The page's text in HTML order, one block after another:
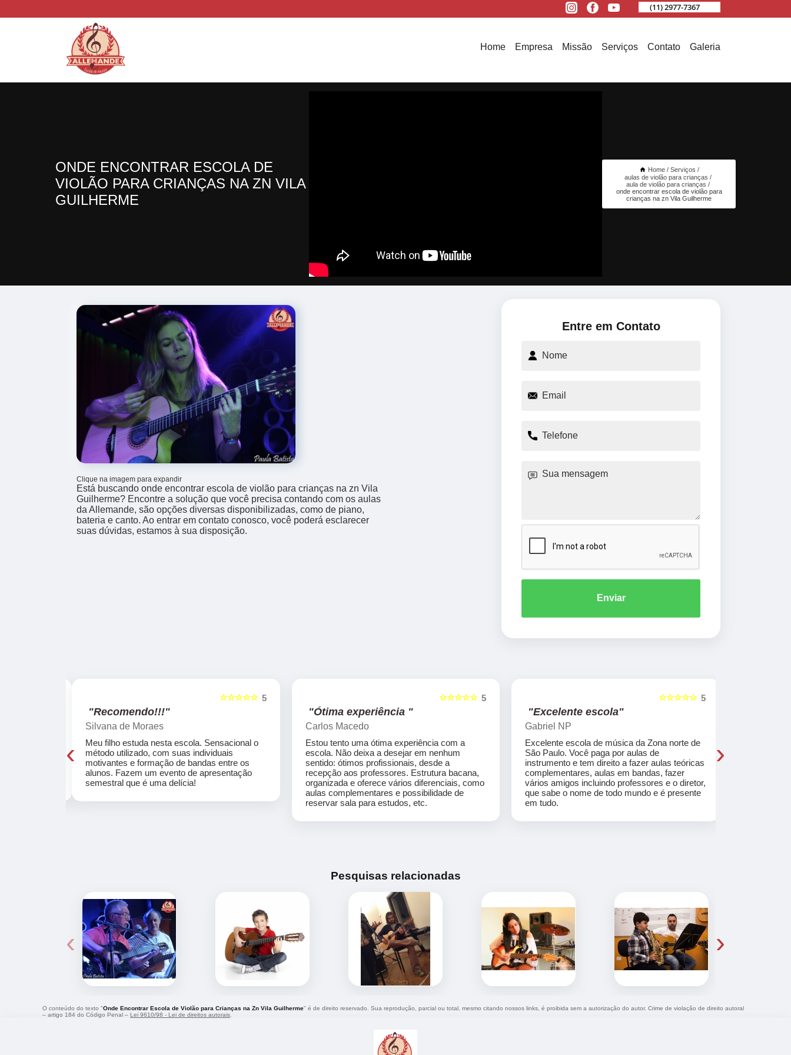
(11) 2977-7367
Home Empresa Missão Serviços Contato Galeria
ONDE ENCONTRAR ESCOLA DE
VIOLÃO PARA CRIANÇAS NA ZN VILA
GUILHERME
Home
Serviços
aulas de violão para crianças
aula de violão para crianças
onde encontrar escola de violão para
crianças na zn Vila Guilherme
Clique na imagem para expandir
Está buscando onde encontrar escola de violão para crianças na zn Vila
Guilherme? Encontre a solução que você precisa contando com os aulas
da Allemande, são opções diversas disponibilizadas, como de piano,
bateria e canto. Ao entrar em contato conosco, você poderá esclarecer
suas dúvidas, estamos à sua disposição.
Entre em Contato
Enviar
5
☆☆☆☆☆
"Recomendo!!!"
Silvana de Moraes
Meu filho estuda nesta escola. Sensacional o
método utilizado, com suas individuais
motivantes e formação de bandas entre os
alunos. Fazem um evento de apresentação
semestral que é uma delícia!
5
☆☆☆☆☆
"Ótima experiência "
Carlos Macedo
Estou tento uma ótima experiência com a
escola. Não deixa a desejar em nenhum
sentido: ótimos profissionais, desde a
recepção aos professores. Estrutura bacana,
organizada e oferece vários diferenciais, como
aulas complementares e possibilidade de
reservar sala para estudos, etc.
5
☆☆☆☆☆
"Excelente escola"
Gabriel NP
Excelente escola de música da Zona norte de
São Paulo. Você paga por aulas de
instrumento e tem direito a fazer aulas teóricas
complementares, aulas em bandas, fazer
vários amigos incluindo professores e o diretor,
que sabe o nome de todo mundo e é presente
em tudo.
‹ ›
Pesquisas relacionadas
‹ ›
O conteúdo do texto "Onde Encontrar Escola de Violão para Crianças na Zn Vila Guilherme" é de direito reservado. Sua reprodução, parcial ou total, mesmo citando nossos links, é proibida sem a autorização do autor. Crime de violação de direito autoral
– artigo 184 do Código Penal – Lei 9610/98 - Lei de direitos autorais